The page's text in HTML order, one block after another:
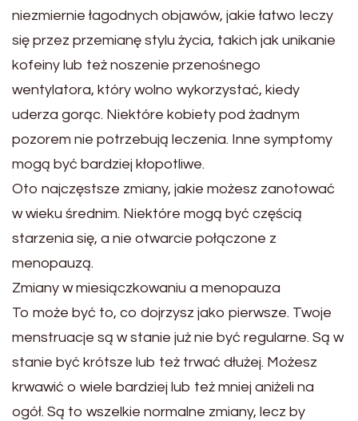
niezmiernie łagodnych objawów, jakie łatwo leczy
się przez przemianę stylu życia, takich jak unikanie
kofeiny lub też noszenie przenośnego
wentylatora, który wolno wykorzystać, kiedy
uderza gorąc. Niektóre kobiety pod żadnym
pozorem nie potrzebują leczenia. Inne symptomy
mogą być bardziej kłopotliwe.
Oto najczęstsze zmiany, jakie możesz zanotować
w wieku średnim. Niektóre mogą być częścią
starzenia się, a nie otwarcie połączone z
menopauzą.
Zmiany w miesiączkowaniu a menopauza
To może być to, co dojrzysz jako pierwsze. Twoje
menstruacje są w stanie już nie być regularne. Są w
stanie być krótsze lub też trwać dłużej. Możesz
krwawić o wiele bardziej lub też mniej aniżeli na
ogół. Są to wszelkie normalne zmiany, lecz by